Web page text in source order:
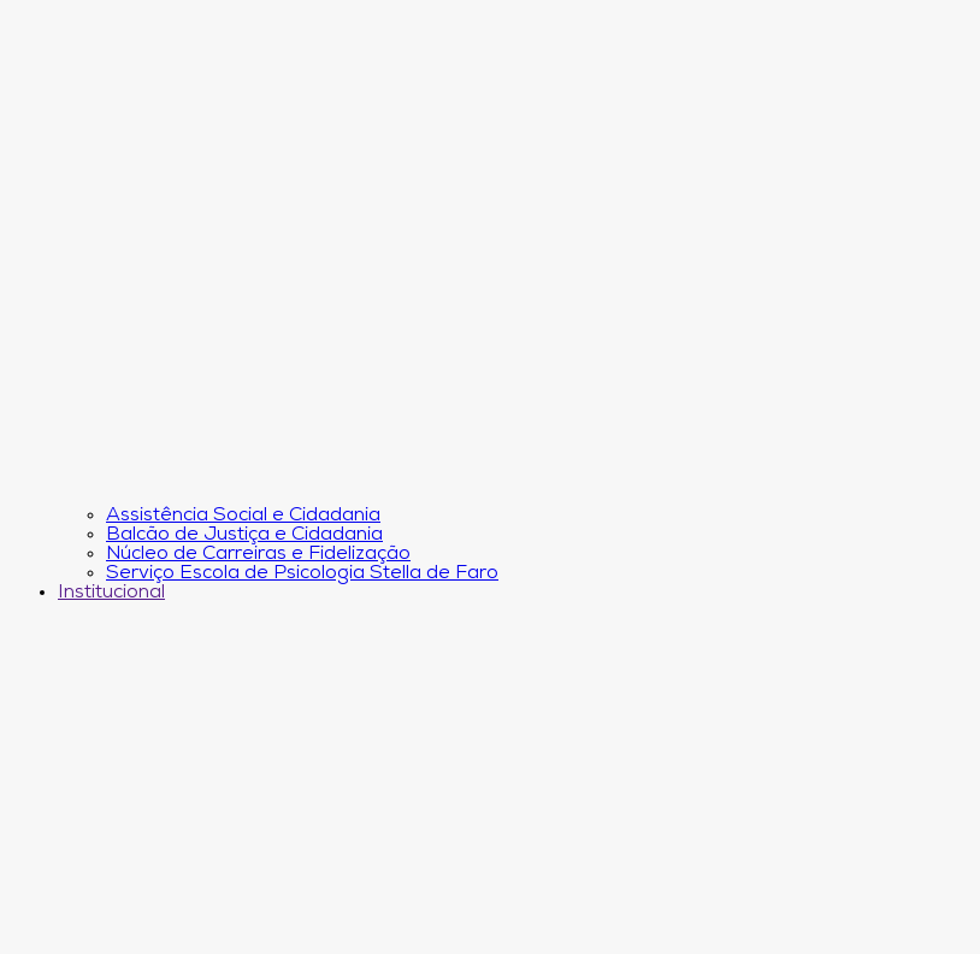
Assistência Social e Cidadania
Balcão de Justiça e Cidadania
Núcleo de Carreiras e Fidelização
Serviço Escola de Psicologia Stella de Faro
Institucional